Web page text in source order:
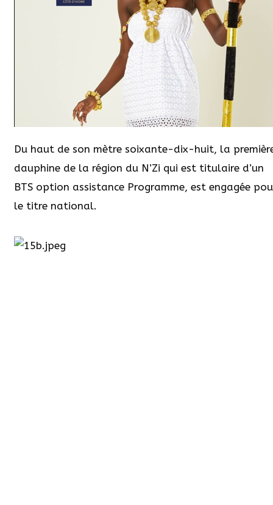
Du haut de son mètre soixante-dix-huit, la
dauphine de la région du N’Zi qui est titulaire d’un
BTS option assistance Programme, est engagée
le titre national.